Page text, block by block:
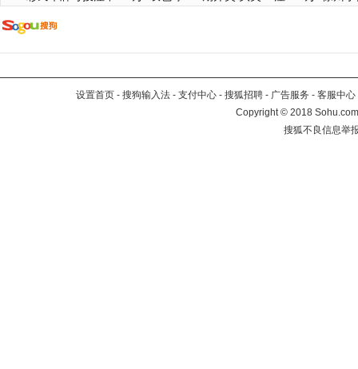
设置首页 - 搜狗输入法 - 支付中心 - 搜狐招聘 - 广告服务 - 客服中心
Copyright©2018
搜狐不良信息举